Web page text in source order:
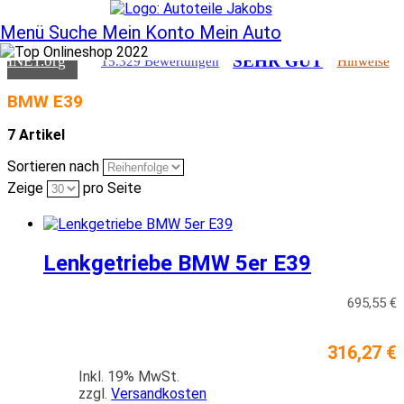
.org 15.329 Bewertungen SEHR GUT
.org 15.329 Bewertungen SEHR GUT Hinweise
Menü Suche Mein Konto Mein Auto
BMW E39
7 Artikel
Sortieren nach
Zeige
pro Seite
Lenkgetriebe BMW 5er E39
695,55 €
316,27 €
Inkl. 19% MwSt.
zzgl.Versandkosten